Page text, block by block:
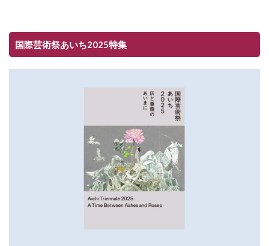
国際芸術祭あいち2025特集